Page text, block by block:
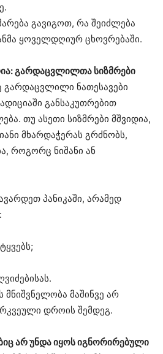
გავიგოთ, რა შეიძლება
ყოველდღიურ ცხოვრებაში.
გარდაცვლილთა სიზმრები
გარდაცვლილი ნათესავები
განსაკუთრებით
თუ ასეთი სიზმრები მშვიდია,
მხარდაჭერას გრძნობს,
როგორც ნიშანი ან
პანიკაში, არამედ
მნიშვნელობა მაშინვე არ
დროის შემდეგ.
არ უნდა იყოს იგნორირებული